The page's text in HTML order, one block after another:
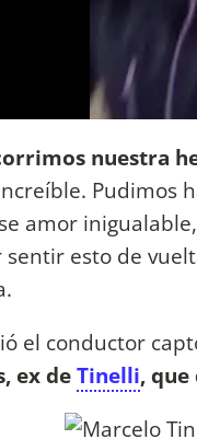
nuestra
Pudimos
amor
esto de
el conductor
ex deTinelli,